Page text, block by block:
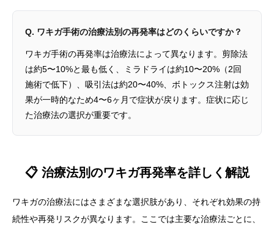
Q. ワキガ手術の治療法別の再発率はどのくらいですか？
ワキガ手術の再発率は治療法によって異なります。剪除法
は約5〜10%と最も低く、ミラドライは約10〜20%（2回
施術で低下）、吸引法は約20〜40%、ボトックス注射は効
果が一時的なため4〜6ヶ月で症状が戻ります。症状に応じ
た治療法の選択が重要です。
📋 治療法別のワキガ再発率を詳しく解説
ワキガの治療法にはさまざまな選択肢があり、それぞれ効果の持
続性や再発リスクが異なります。ここでは主要な治療法ごとに、